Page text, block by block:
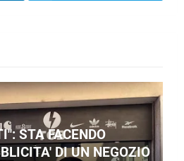
STA FACENDO
DI UN NEGOZIO